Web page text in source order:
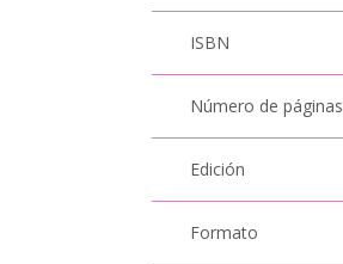
ISBN
Número de páginas
Edición
Formato